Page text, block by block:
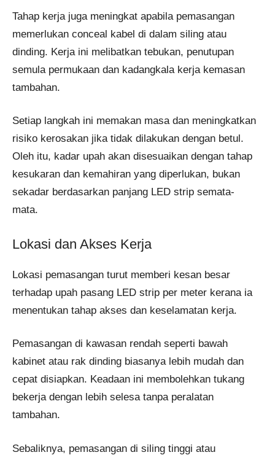
Tahap kerja juga meningkat apabila pemasangan
memerlukan conceal kabel di dalam siling atau
dinding. Kerja ini melibatkan tebukan, penutupan
semula permukaan dan kadangkala kerja kemasan
tambahan.
Setiap langkah ini memakan masa dan meningkatkan
risiko kerosakan jika tidak dilakukan dengan betul.
Oleh itu, kadar upah akan disesuaikan dengan tahap
kesukaran dan kemahiran yang diperlukan, bukan
sekadar berdasarkan panjang LED strip semata-
mata.
Lokasi dan Akses Kerja
Lokasi pemasangan turut memberi kesan besar
terhadap upah pasang LED strip per meter kerana ia
menentukan tahap akses dan keselamatan kerja.
Pemasangan di kawasan rendah seperti bawah
kabinet atau rak dinding biasanya lebih mudah dan
cepat disiapkan. Keadaan ini membolehkan tukang
bekerja dengan lebih selesa tanpa peralatan
tambahan.
Sebaliknya, pemasangan di siling tinggi atau